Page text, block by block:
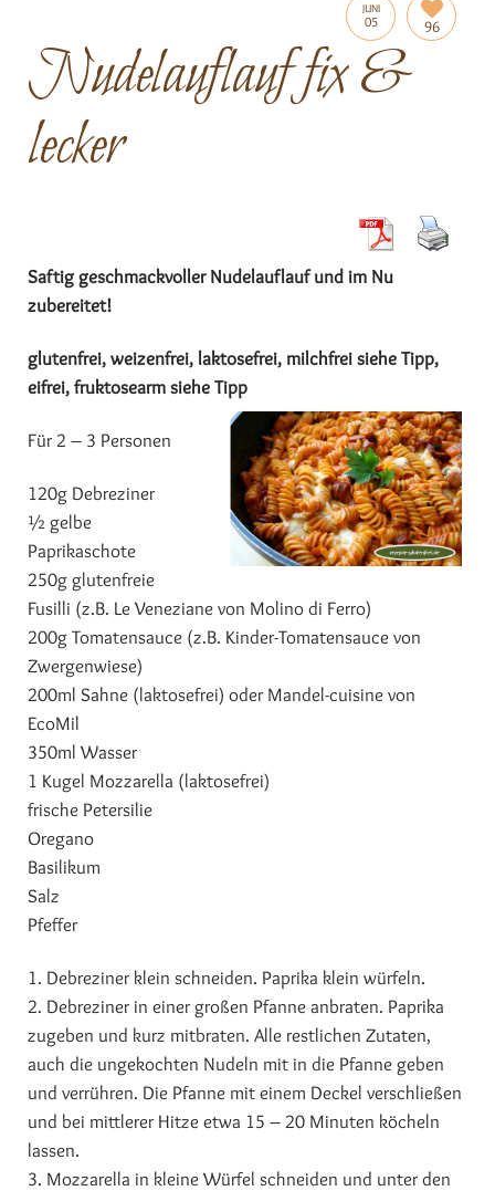
JUNI
05 96
Nudelauflauf fix &
lecker
Saftig geschmackvoller Nudelauflauf und im Nu
zubereitet!
glutenfrei, weizenfrei, laktosefrei, milchfrei siehe Tipp,
eifrei, fruktosearm siehe Tipp
Für 2 – 3 Personen
120g Debreziner
½ gelbe
Paprikaschote
250g glutenfreie
Fusilli (z.B. Le Veneziane von Molino di Ferro)
200g Tomatensauce (z.B. Kinder-Tomatensauce von
Zwergenwiese)
200ml Sahne (laktosefrei) oder Mandel-cuisine von
EcoMil
350ml Wasser
1 Kugel Mozzarella (laktosefrei)
frische Petersilie
Oregano
Basilikum
Salz
Pfeffer
1. Debreziner klein schneiden. Paprika klein würfeln.
2. Debreziner in einer großen Pfanne anbraten. Paprika
zugeben und kurz mitbraten. Alle restlichen Zutaten,
auch die ungekochten Nudeln mit in die Pfanne geben
und verrühren. Die Pfanne mit einem Deckel verschließen
und bei mittlerer Hitze etwa 15 – 20 Minuten köcheln
lassen.
3. Mozzarella in kleine Würfel schneiden und unter den